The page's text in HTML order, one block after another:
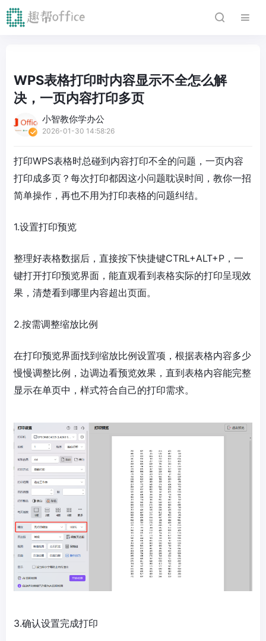
WPS表格打印时内容显示不全怎么解
决，一页内容打印多页
小智教你学办公
2026-01-30 14:58:26
打印WPS表格时总碰到内容打印不全的问题，一页内容
打印成多页？每次打印都因这小问题耽误时间，教你一招
简单操作，再也不用为打印表格的问题纠结。
1.设置打印预览
整理好表格数据后，直接按下快捷键CTRL+ALT+P，一
键打开打印预览界面，能直观看到表格实际的打印呈现效
果，清楚看到哪里内容超出页面。
2.按需调整缩放比例
在打印预览界面找到缩放比例设置项，根据表格内容多少
慢慢调整比例，边调边看预览效果，直到表格内容能完整
显示在单页中，样式符合自己的打印需求。
3.确认设置完成打印